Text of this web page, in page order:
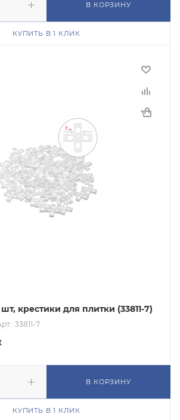
В КОРЗИНУ
КУПИТЬ В 1 КЛИК
крестики для плитки (33811-7)
33811-7
В КОРЗИНУ
КУПИТЬ В 1 КЛИК